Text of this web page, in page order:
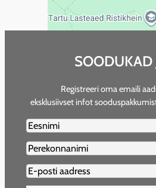
SOODUKAD
Registreeri oma emaili
eksklusiivset infot
Firstname2
Lastname2
Email2(Required)